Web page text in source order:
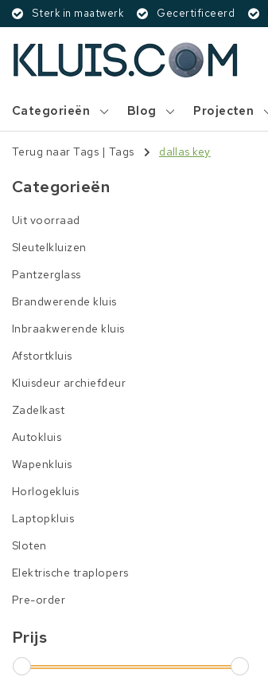
Sterk in maatwerk Gecertificeerd
Categorieën Blog Projecten
Terug naar Tags | Tags dallas key
Categorieën
Uit voorraad
Sleutelkluizen
Pantzerglass
Brandwerende kluis
Inbraakwerende kluis
Afstortkluis
Kluisdeur archiefdeur
Zadelkast
Autokluis
Wapenkluis
Horlogekluis
Laptopkluis
Sloten
Elektrische traplopers
Pre-order
Prijs